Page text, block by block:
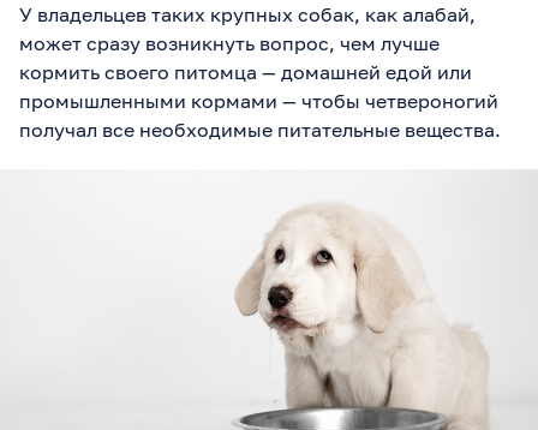
У владельцев таких крупных собак, как алабай,
может сразу возникнуть вопрос, чем лучше
кормить своего питомца — домашней едой или
промышленными кормами — чтобы четвероногий
получал все необходимые питательные вещества.